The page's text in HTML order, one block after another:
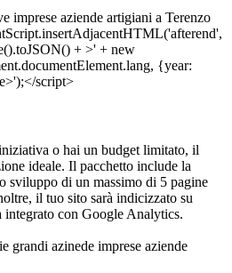
o hai un budget limitato, il
ideale. Il pacchetto include la
sviluppo di un massimo di 5 pagine
il tuo sito sarà indicizzato su
integrato con Google Analytics.